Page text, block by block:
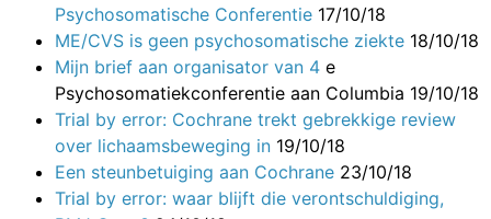
Psychosomatische Conferentie 17/10/18
ME/CVS is geen psychosomatische ziekte 18/10/18
Mijn brief aan organisator van 4 e
Psychosomatiekconferentie aan Columbia 19/10/18
Trial by error: Cochrane trekt gebrekkige review
over lichaamsbeweging in 19/10/18
Een steunbetuiging aan Cochrane 23/10/18
Trial by error: waar blijft die verontschuldiging,